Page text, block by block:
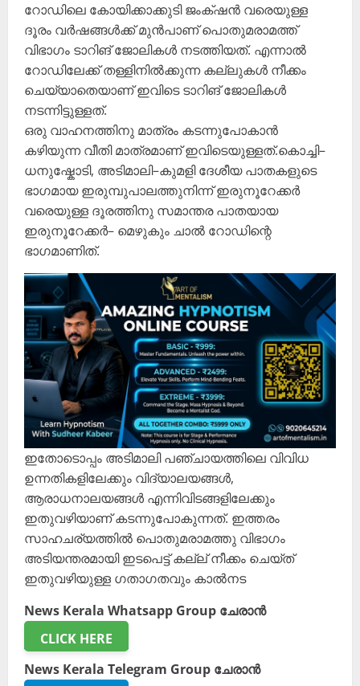
റോഡിലെ കോയിക്കാക്കുടി ജംക്‌ഷൻ വരെയുള്ള
ദൂരം വർഷങ്ങൾക്ക് മുൻപാണ് പൊതുമരാമത്ത്
വിഭാഗം ടാറിങ് ജോലികൾ നടത്തിയത്. എന്നാൽ
റോഡിലേക്ക് തള്ളിനിൽക്കുന്ന കല്ലുകൾ നീക്കം
ചെയ്യാതെയാണ് ഇവിടെ ടാറിങ് ജോലികൾ
നടന്നിട്ടുള്ളത്.
ഒരു വാഹനത്തിനു മാത്രം കടന്നുപോകാൻ
കഴിയുന്ന വീതി മാത്രമാണ് ഇവിടെയുള്ളത്.കൊച്ചി–
ധനുഷ്കോടി, അടിമാലി–കുമളി ദേശീയ പാതകളുടെ
ഭാഗമായ ഇരുമ്പുപാലത്തുനിന്ന് ഇരുനൂറേക്കർ
വരെയുള്ള ദൂരത്തിനു സമാന്തര പാതയായ
ഇരുനൂറേക്കർ– മെഴുകും ചാൽ റോഡിന്റെ
ഭാഗമാണിത്.
ഇതോടൊപ്പം അടിമാലി പഞ്ചായത്തിലെ വിവിധ
ഉന്നതികളിലേക്കും വിദ്യാലയങ്ങൾ,
ആരാധനാലയങ്ങൾ എന്നിവിടങ്ങളിലേക്കും
ഇതുവഴിയാണ് കടന്നുപോകുന്നത്. ഇത്തരം
സാഹചര്യത്തിൽ പൊതുമരാമത്തു വിഭാഗം
അടിയന്തരമായി ഇടപെട്ട് കല്ല് നീക്കം ചെയ്ത്
ഇതുവഴിയുള്ള ഗതാഗതവും കാൽനട
News Kerala Whatsapp Group ചേരാൻ
CLICK HERE
News Kerala Telegram Group ചേരാൻ